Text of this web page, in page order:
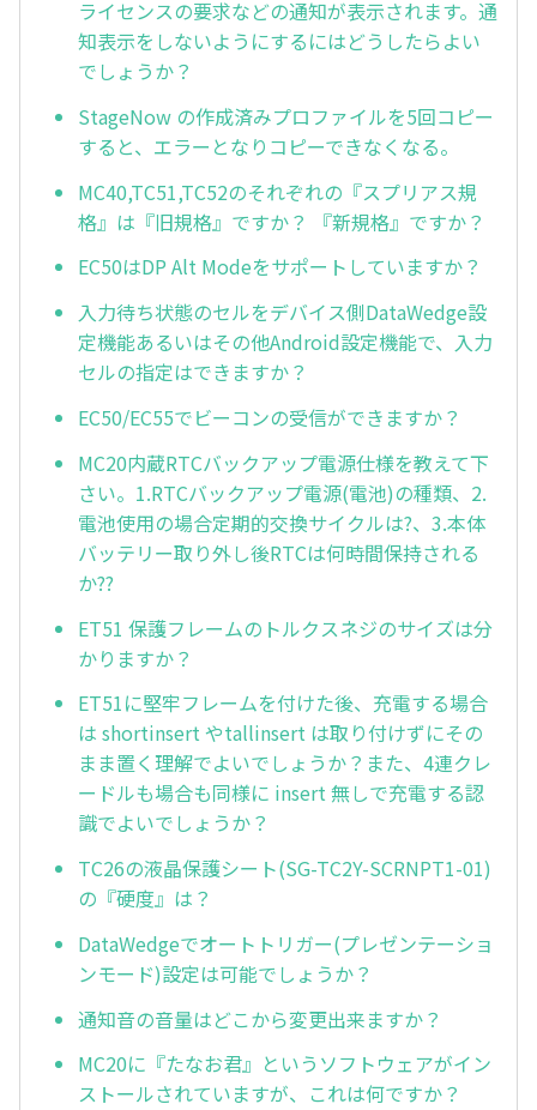
ライセンスの要求などの通知が表示されます。通
知表示をしないようにするにはどうしたらよい
でしょうか？
StageNow の作成済みプロファイルを5回コピー
すると、エラーとなりコピーできなくなる。
MC40,TC51,TC52のそれぞれの『スプリアス規
格』は『旧規格』ですか？ 『新規格』ですか？
EC50はDP Alt Modeをサポートしていますか？
入力待ち状態のセルをデバイス側DataWedge設
定機能あるいはその他Android設定機能で、入力
セルの指定はできますか？
EC50/EC55でビーコンの受信ができますか？
MC20内蔵RTCバックアップ電源仕様を教えて下
さい。1.RTCバックアップ電源(電池)の種類、2.
電池使用の場合定期的交換サイクルは?、3.本体
バッテリー取り外し後RTCは何時間保持される
か??
ET51 保護フレームのトルクスネジのサイズは分
かりますか？
ET51に堅牢フレームを付けた後、充電する場合
は shortinsert やtallinsert は取り付けずにその
まま置く理解でよいでしょうか？また、4連クレ
ードルも場合も同様に insert 無しで充電する認
識でよいでしょうか？
TC26の液晶保護シート(SG-TC2Y-SCRNPT1-01)
の『硬度』は？
DataWedgeでオートトリガー(プレゼンテーショ
ンモード)設定は可能でしょうか？
通知音の音量はどこから変更出来ますか？
MC20に『たなお君』というソフトウェアがイン
ストールされていますが、これは何ですか？